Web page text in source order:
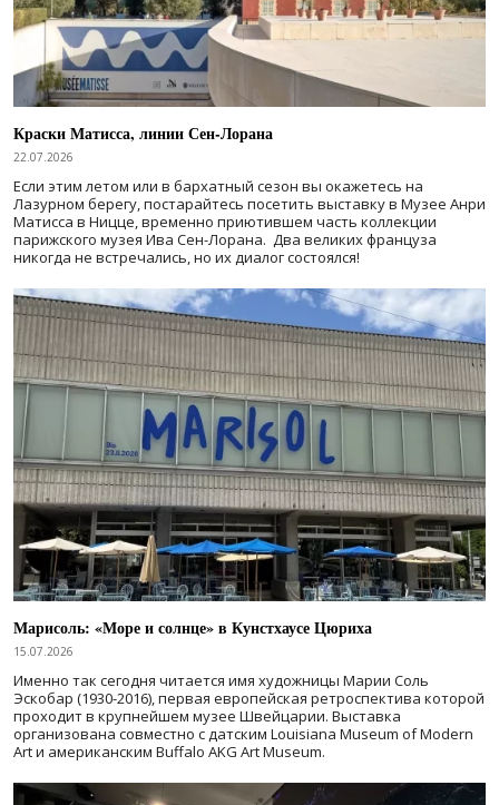
Краски Матисса, линии Сен-Лорана
22.07.2026
Если этим летом или в бархатный сезон вы окажетесь на
Лазурном берегу, постарайтесь посетить выставку в Музее Анри
Матисса в Ницце, временно приютившем часть коллекции
парижского музея Ива Сен-Лорана. Два великих француза
никогда не встречались, но их диалог состоялся!
Марисоль: «Море и солнце» в Кунстхаусе Цюриха
15.07.2026
Именно так сегодня читается имя художницы Марии Соль
Эскобар (1930-2016), первая европейская ретроспектива которой
проходит в крупнейшем музее Швейцарии. Выставка
организована совместно с датским Louisiana Museum of Modern
Art и американским Buffalo AKG Art Museum.